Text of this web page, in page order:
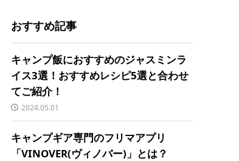
おすすめ記事
キャンプ飯におすすめのジャスミンラ
イス3選！おすすめレシピ5選と合わせ
てご紹介！
2024.05.01
キャンプギア専門のフリマアプリ
「VINOVER(ヴィノバー)」とは？